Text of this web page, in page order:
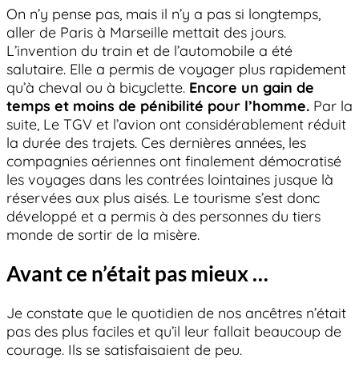
On n’y pense pas, mais il n’y a pas si longtemps,
aller de Paris à Marseille mettait des jours.
L’invention du train et de l’automobile a été
salutaire. Elle a permis de voyager plus rapidement
qu’à cheval ou à bicyclette. Encore un gain de
temps et moins de pénibilité pour l’homme. Par la
suite, Le TGV et l’avion ont considérablement réduit
la durée des trajets. Ces dernières années, les
compagnies aériennes ont finalement démocratisé
les voyages dans les contrées lointaines jusque là
réservées aux plus aisés. Le tourisme s’est donc
développé et a permis à des personnes du tiers
monde de sortir de la misère.
Avant ce n’était pas mieux …
Je constate que le quotidien de nos ancêtres n’était
pas des plus faciles et qu’il leur fallait beaucoup de
courage. Ils se satisfaisaient de peu.